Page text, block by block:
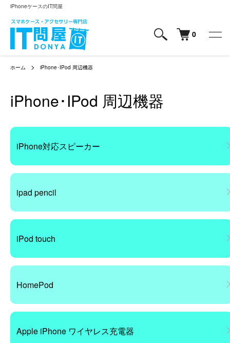
iPhoneケースのIT問屋
0
ホーム iPhone･IPod 周辺機器
iPhone･IPod 周辺機器
カテゴリー一覧
iPhone対応スピーカー
ipad pencil
iPod touch
HomePod
Apple iPhone ワイヤレス充電器